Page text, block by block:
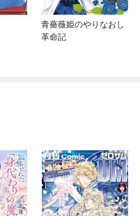
青薔薇姫のやりなおし
革命記